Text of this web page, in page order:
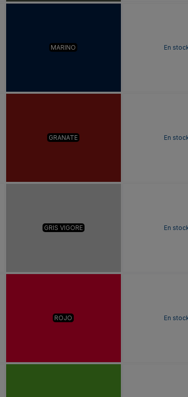
MARINO En
GRANATE En
GRIS VIGORE En
ROJO En